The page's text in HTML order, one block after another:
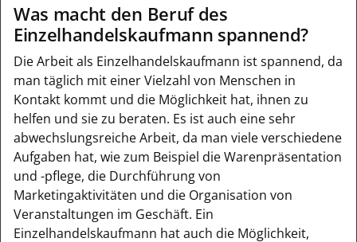
Was macht den Beruf des
Einzelhandelskaufmann spannend?
Die Arbeit als Einzelhandelskaufmann ist spannend, da
man täglich mit einer Vielzahl von Menschen in
Kontakt kommt und die Möglichkeit hat, ihnen zu
helfen und sie zu beraten. Es ist auch eine sehr
abwechslungsreiche Arbeit, da man viele verschiedene
Aufgaben hat, wie zum Beispiel die Warenpräsentation
und -pflege, die Durchführung von
Marketingaktivitäten und die Organisation von
Veranstaltungen im Geschäft. Ein
Einzelhandelskaufmann hat auch die Möglichkeit,